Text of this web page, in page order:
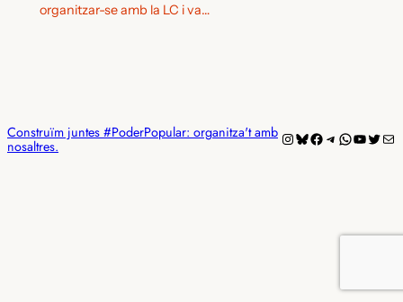
organitzar-se amb la LC i va…
Construïm juntes #PoderPopular: organitza't amb
nosaltres.
Instagram
Bluesky
Facebook
Telegram